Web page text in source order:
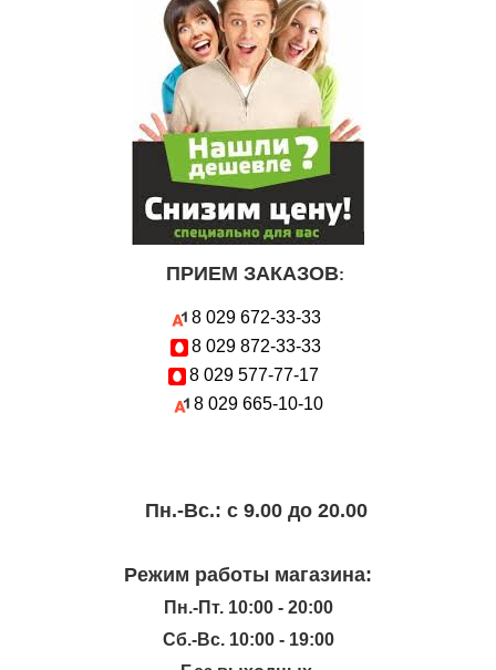
ПРИЕМ ЗАКАЗОВ:
8 029 672-33-33
8 029 872-33-33
8 029 577-77-17
8 029 665-10-10
Пн.-Вc.: с 9.00 до 20.00
Режим работы магазина:
Пн.-Пт. 10:00 - 20:00
Сб.-Вс. 10:00 - 19:00